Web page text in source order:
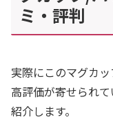
ミ・評判
実際にこのマグカ
高評価が寄せられ
紹介します。